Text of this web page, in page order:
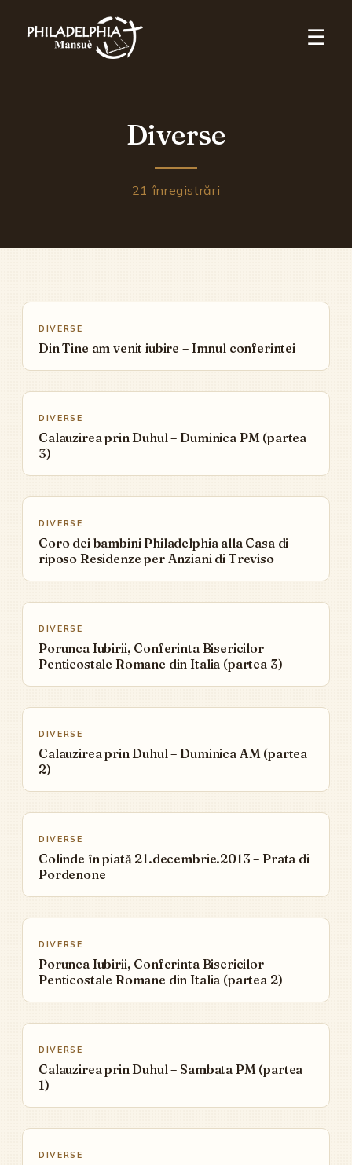
☰
Diverse
21 înregistrări
▶
DIVERSE
Din Tine am venit iubire – Imnul conferintei
▶
DIVERSE
Calauzirea prin Duhul – Duminica PM (partea
3)
▶
DIVERSE
Coro dei bambini Philadelphia alla Casa di
riposo Residenze per Anziani di Treviso
▶
DIVERSE
Porunca Iubirii, Conferinta Bisericilor
Penticostale Romane din Italia (partea 3)
▶
DIVERSE
Calauzirea prin Duhul – Duminica AM (partea
2)
▶
DIVERSE
Colinde în piată 21.decembrie.2013 – Prata di
Pordenone
▶
DIVERSE
Porunca Iubirii, Conferinta Bisericilor
Penticostale Romane din Italia (partea 2)
▶
DIVERSE
Calauzirea prin Duhul – Sambata PM (partea
1)
▶
DIVERSE